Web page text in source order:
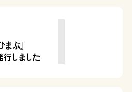
ぶ』
行しました